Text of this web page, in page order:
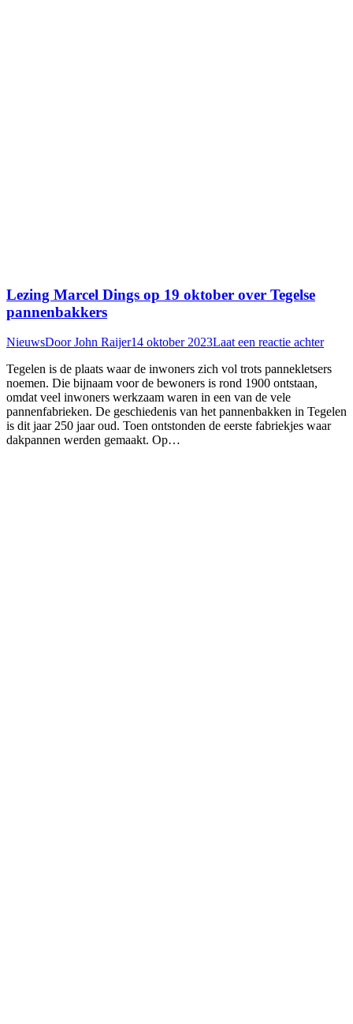
Lezing Marcel Dings op 19 oktober over Tegelse
pannenbakkers
NieuwsDoorJohn Raijer14 oktober 2023Laat een reactie achter
Tegelen is de plaats waar de inwoners zich vol trots pannekletsers
noemen. Die bijnaam voor de bewoners is rond 1900 ontstaan,
omdat veel inwoners werkzaam waren in een van de vele
pannenfabrieken. De geschiedenis van het pannenbakken in Tegelen
is dit jaar 250 jaar oud. Toen ontstonden de eerste fabriekjes waar
dakpannen werden gemaakt. Op…